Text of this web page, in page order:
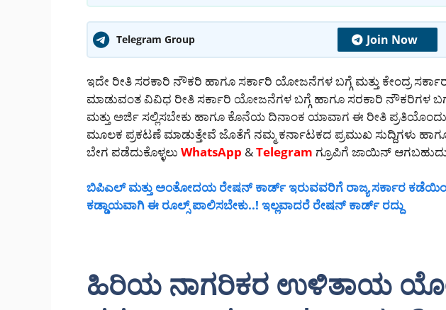
Telegram Group Join Now
ಇದೇ ರೀತಿ ಸರಕಾರಿ ನೌಕರಿ ಹಾಗೂ ಸರ್ಕಾರಿ ಯೋಜನೆಗಳ ಬಗ್ಗೆ ಮತ್ತು ಕೇಂದ್ರ
ಮಾಡುವಂತ ವಿವಿಧ ರೀತಿ ಸರ್ಕಾರಿ ಯೋಜನೆಗಳ ಬಗ್ಗೆ ಹಾಗೂ ಸರಕಾರಿ ನೌಕರಿಗಳ
ಮತ್ತು ಅರ್ಜಿ ಸಲ್ಲಿಸಬೇಕು ಹಾಗೂ ಕೊನೆಯ ದಿನಾಂಕ ಯಾವಾಗ ಈ ರೀತಿ
ಮೂಲಕ ಪ್ರಕಟಣೆ ಮಾಡುತ್ತೇವೆ ಜೊತೆಗೆ ನಮ್ಮ ಕರ್ನಾಟಕದ ಪ್ರಮುಖ ಸುದ್ದಿಗಳು
ಬೇಗ ಪಡೆದುಕೊಳ್ಳಲು WhatsApp &Telegram ಗ್ರೂಪಿಗೆ ಜಾಯಿನ್
ಬಿಪಿಎಲ್ ಮತ್ತು ಅಂತೋದಯ ರೇಷನ್ ಕಾರ್ಡ್ ಇರುವವರಿಗೆ ರಾಜ್ಯ ಸರ್ಕಾರ
ಕಡ್ಡಾಯವಾಗಿ ಈ ರೂಲ್ಸ್ ಪಾಲಿಸಬೇಕು..! ಇಲ್ಲವಾದರೆ ರೇಷನ್ ಕಾರ್ಡ್ ರದ್ದು
ಹಿರಿಯ ನಾಗರಿಕರ ಉಳಿತಾಯ